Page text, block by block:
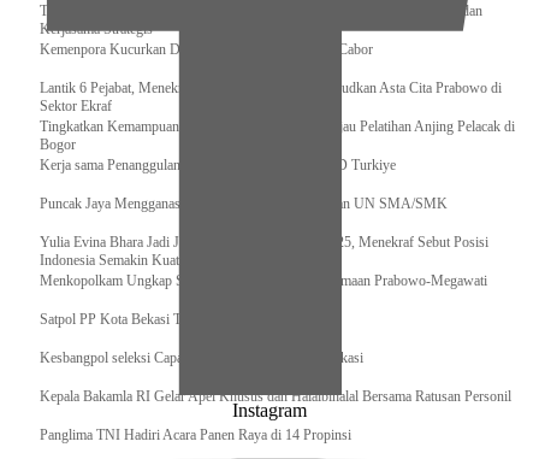
Tiba di Tanah Air, Presiden Prabowo Subianto Bawa Komitmen Investasi dan
Kerjasama Strategis
Kemenpora Kucurkan Dana untuk Pelatnas pada 13 Cabor
Lantik 6 Pejabat, Menekraf Tegaskan Komitmen Wujudkan Asta Cita Prabowo di
Sektor Ekraf
Tingkatkan Kemampuan K9 TNI, Panglima TNI Tinjau Pelatihan Anjing Pelacak di
Bogor
Kerja sama Penanggulangan Bencana BNPB – AFAD Turkiye
Puncak Jaya Mengganas, TNI-POLRI Solid Amankan UN SMA/SMK
Yulia Evina Bhara Jadi Juri Festival Film Cannes 2025, Menekraf Sebut Posisi
Indonesia Semakin Kuat
Menkopolkam Ungkap Spirit Persatuan dan Kebersamaan Prabowo-Megawati
Satpol PP Kota Bekasi Tertibkan PPKS
Kesbangpol seleksi Capaska 736 Siswa/i se-Kota Bekasi
Kepala Bakamla RI Gelar Apel Khusus dan Halalbihalal Bersama Ratusan Personil
Panglima TNI Hadiri Acara Panen Raya di 14 Propinsi
Instagram